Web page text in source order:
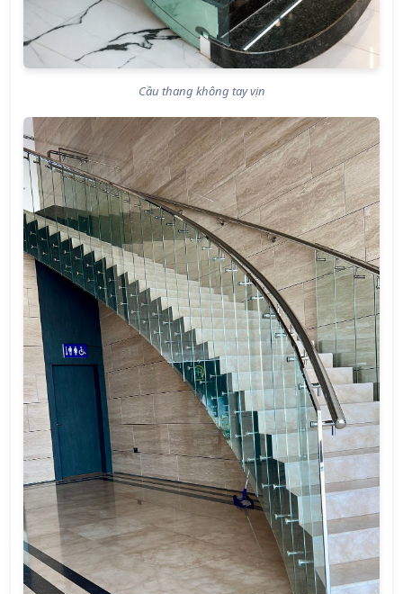
Cầu thang không tay vịn